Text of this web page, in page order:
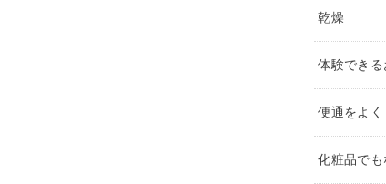
乾燥
体験できる
便通をよ
化粧品で